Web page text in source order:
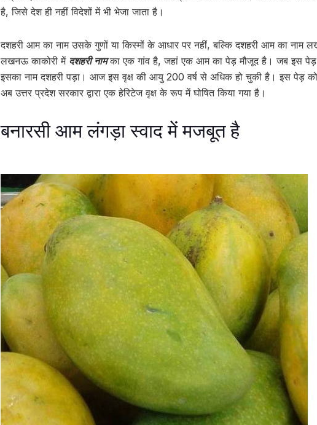
है, जिसे देश ही नहीं विदेशों में भी भेजा जाता है।
दशहरी आम का नाम उसके गुणों या किस्मों के आधार पर नहीं, बल्कि दशहरी आम का नाम
लखनऊ काकोरी में दशहरी नामका एक गांव है, जहां एक आम का पेड़ मौजूद है। जब इस पेड़
इसका नाम दशहरी पड़ा। आज इस वृक्ष की आयु 200 वर्ष से अधिक हो चुकी है। इस पेड़ को
अब उत्तर प्रदेश सरकार द्वारा एक हेरिटेज वृक्ष के रूप में घोषित किया गया है।
बनारसी आम लंगड़ा स्वाद में मजबूत है